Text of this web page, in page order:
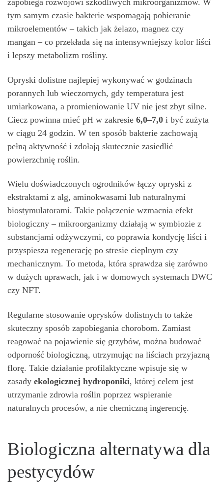
zapobiega rozwojowi szkodliwych mikroorganizmów. W
tym samym czasie bakterie wspomagają pobieranie
mikroelementów – takich jak żelazo, magnez czy
mangan – co przekłada się na intensywniejszy kolor liści
i lepszy metabolizm rośliny.
Opryski dolistne najlepiej wykonywać w godzinach
porannych lub wieczornych, gdy temperatura jest
umiarkowana, a promieniowanie UV nie jest zbyt silne.
Ciecz powinna mieć pH w zakresie 6,0–7,0 i być zużyta
w ciągu 24 godzin. W ten sposób bakterie zachowają
pełną aktywność i zdołają skutecznie zasiedlić
powierzchnię roślin.
Wielu doświadczonych ogrodników łączy opryski z
ekstraktami z alg, aminokwasami lub naturalnymi
biostymulatorami. Takie połączenie wzmacnia efekt
biologiczny – mikroorganizmy działają w symbiozie z
substancjami odżywczymi, co poprawia kondycję liści i
przyspiesza regenerację po stresie cieplnym czy
mechanicznym. To metoda, która sprawdza się zarówno
w dużych uprawach, jak i w domowych systemach DWC
czy NFT.
Regularne stosowanie oprysków dolistnych to także
skuteczny sposób zapobiegania chorobom. Zamiast
reagować na pojawienie się grzybów, można budować
odporność biologiczną, utrzymując na liściach przyjazną
florę. Takie działanie profilaktyczne wpisuje się w
zasady ekologicznej hydroponiki, której celem jest
utrzymanie zdrowia roślin poprzez wspieranie
naturalnych procesów, a nie chemiczną ingerencję.
Biologiczna alternatywa dla
pestycydów